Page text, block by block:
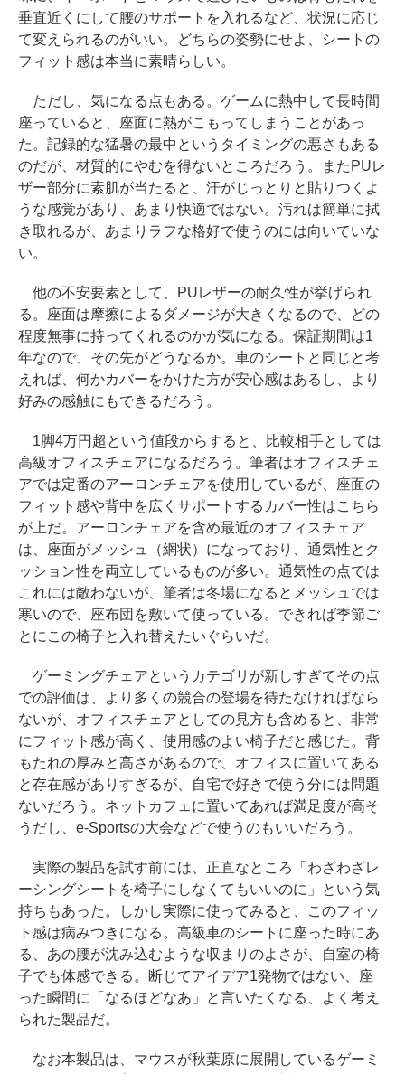
垂直近くにして腰のサポートを入れるなど、状況に応じ
て変えられるのがいい。どちらの姿勢にせよ、シートの
フィット感は本当に素晴らしい。
ただし、気になる点もある。ゲームに熱中して長時間
座っていると、座面に熱がこもってしまうことがあっ
た。記録的な猛暑の最中というタイミングの悪さもある
のだが、材質的にやむを得ないところだろう。またPUレ
ザー部分に素肌が当たると、汗がじっとりと貼りつくよ
うな感覚があり、あまり快適ではない。汚れは簡単に拭
き取れるが、あまりラフな格好で使うのには向いていな
い。
他の不安要素として、PUレザーの耐久性が挙げられ
る。座面は摩擦によるダメージが大きくなるので、どの
程度無事に持ってくれるのかが気になる。保証期間は1
年なので、その先がどうなるか。車のシートと同じと考
えれば、何かカバーをかけた方が安心感はあるし、より
好みの感触にもできるだろう。
1脚4万円超という値段からすると、比較相手としては
高級オフィスチェアになるだろう。筆者はオフィスチェ
アでは定番のアーロンチェアを使用しているが、座面の
フィット感や背中を広くサポートするカバー性はこちら
が上だ。アーロンチェアを含め最近のオフィスチェア
は、座面がメッシュ（網状）になっており、通気性とク
ッション性を両立しているものが多い。通気性の点では
これには敵わないが、筆者は冬場になるとメッシュでは
寒いので、座布団を敷いて使っている。できれば季節ご
とにこの椅子と入れ替えたいぐらいだ。
ゲーミングチェアというカテゴリが新しすぎてその点
での評価は、より多くの競合の登場を待たなければなら
ないが、オフィスチェアとしての見方も含めると、非常
にフィット感が高く、使用感のよい椅子だと感じた。背
もたれの厚みと高さがあるので、オフィスに置いてある
と存在感がありすぎるが、自宅で好きで使う分には問題
ないだろう。ネットカフェに置いてあれば満足度が高そ
うだし、e-Sportsの大会などで使うのもいいだろう。
実際の製品を試す前には、正直なところ「わざわざレ
ーシングシートを椅子にしなくてもいいのに」という気
持ちもあった。しかし実際に使ってみると、このフィッ
ト感は病みつきになる。高級車のシートに座った時にあ
る、あの腰が沈み込むような収まりのよさが、自室の椅
子でも体感できる。断じてアイデア1発物ではない、座
った瞬間に「なるほどなあ」と言いたくなる、よく考え
られた製品だ。
なお本製品は、マウスが秋葉原に展開しているゲーミ